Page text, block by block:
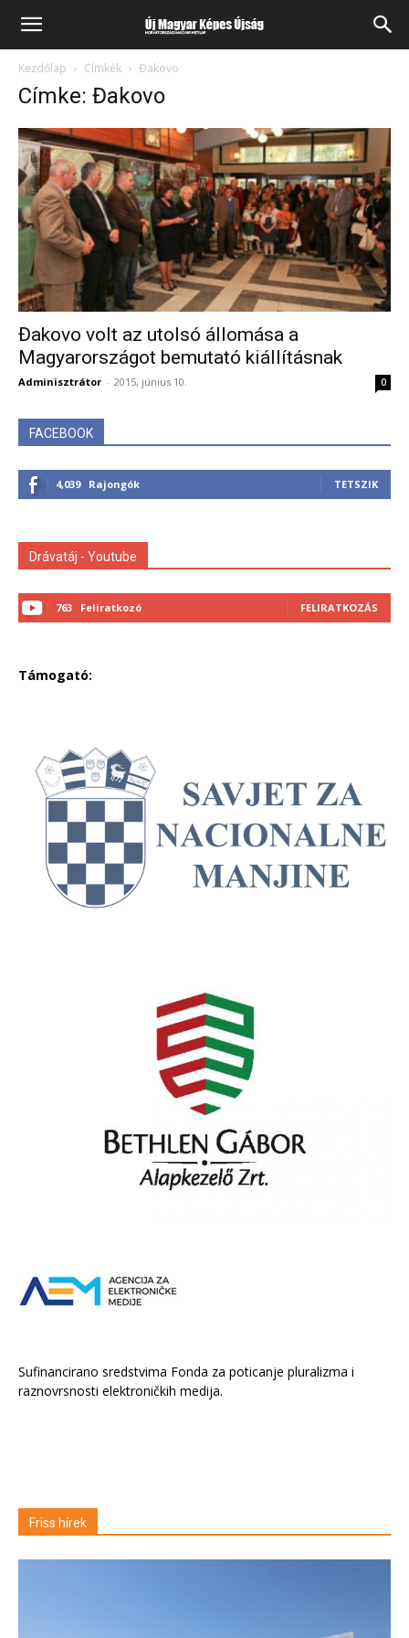
Kezdőlap Címkék Đakovo
Címke: Đakovo
Đakovo volt az utolsó állomása a
Magyarországot bemutató kiállításnak
Adminisztrátor - 2015, június 10. 0
FACEBOOK
4,039 Rajongók TETSZIK
Drávatáj - Youtube
763 Feliratkozó FELIRATKOZÁS
Támogató:
Sufinancirano sredstvima Fonda za poticanje pluralizma i
raznovrsnosti elektroničkih medija.
Friss hírek